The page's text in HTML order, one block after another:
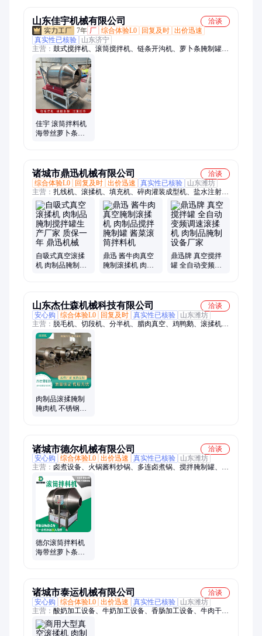
山东佳宇机械有限公司
洽谈
7年 厂 综合体验L0 回复及时 出价迅速
真实性已核验
山东济宁
主营： 鼓式搅拌机、滚筒搅拌机、链条开沟机、萝卜条腌制罐、
三轮打药机、剪草机、灰斗车、船挂机、碾米机、割晒机、药粉
混合机、干湿分离机、四轮打药机、树枝粉碎机、蔬菜精播机、
开沟培土机、筛选机、履带微耕机、油镐油锤、不锈钢混合机、
豆扁机、破碎机、路面切割机、小红牛犁地机、花生破碎机、覆
膜机
佳宇 滚筒拌料机
海带丝萝卜条酱
诸城市鼎迅机械有限公司
洽谈
综合体验L0
回复及时 出价迅速 真实性已核验
山东潍坊
主营： 扎线机、滚揉机、填充机、碎肉灌装成型机、盐水注射
机、气泡洗菜机、气泡清洗机、巴氏杀菌机、旋转食品斩拌机、
火腿肠扎线设备
自吸式真空滚揉
机 肉制品腌制搅
鼎迅 酱牛肉真空
腌制滚揉机 肉制
鼎迅牌 真空搅拌
罐 全自动变频调
山东杰仕森机械科技有限公司
洽谈
安心购
综合体验L0 回复及时 真实性已核验
山东潍坊
主营： 脱毛机、切段机、分半机、腊肉真空、鸡鸭鹅、滚揉机、
鸡爪切、鸡爪分、爪分割、切割机、分切机、凤爪切、凤爪分、
割爪机、腌味机、切爪机、机械冻爪、自动鸡鸭、绒毛拔毛、机
械鸡脚、鸡脚分割、毛料凤爪、鸡爪脱皮、脱毛松香、分割机器
肉制品滚揉腌制
腌肉机 不锈钢搅
诸城市德尔机械有限公司
洽谈
安心购
综合体验L0 出价迅速 真实性已核验
山东潍坊
主营： 卤煮设备、火锅酱料炒锅、多连卤煮锅、搅拌腌制罐、多
爪炒锅、蒸汽蜂窝卤煮锅、火锅底料炒料机、行星炒锅、果蔬气
泡清洗机、净菜加工设备、预制菜加工设备、果蔬脱水机、净菜
脱水机、自动搅拌料车、漂烫卤煮锅、红油辣椒酱炒锅、夹层
锅、蔬菜清洗机、蒜蓉辣椒酱炒锅、七连锅、辣椒酱炒锅、四联
卤煮锅、辣椒打碎机
德尔滚筒拌料机
海带丝萝卜条酱
诸城市泰运机械有限公司
洽谈
安心购
综合体验L0 出价迅速 真实性已核验
山东潍坊
主营： 酸奶加工设备、牛奶加工设备、香肠加工设备、牛肉干加
工设备、卤肉加工设备、鱼肉采肉机、绞肉机、切肉机、丸子加
工设备、酱腌菜加工设备、净菜加工设备、果酱加工设备、预制